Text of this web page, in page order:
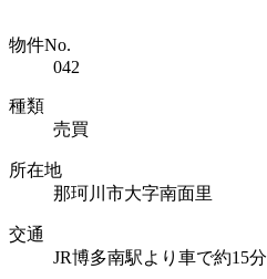
物件No.
042
種類
売買
所在地
那珂川市大字南面里
交通
JR博多南駅より車で約15分